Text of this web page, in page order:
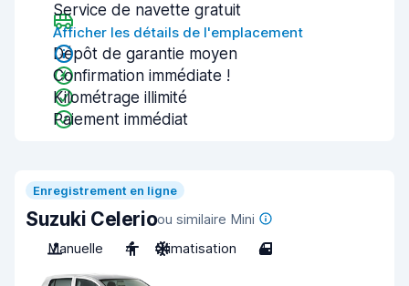
Service de navette gratuit
Afficher les détails de l'emplacement
Dépôt de garantie moyen
Confirmation immédiate !
Kilométrage illimité
Paiement immédiat
Enregistrement en ligne
Suzuki Celerioou similaire Mini
Manuelle
4 Climatisation 4